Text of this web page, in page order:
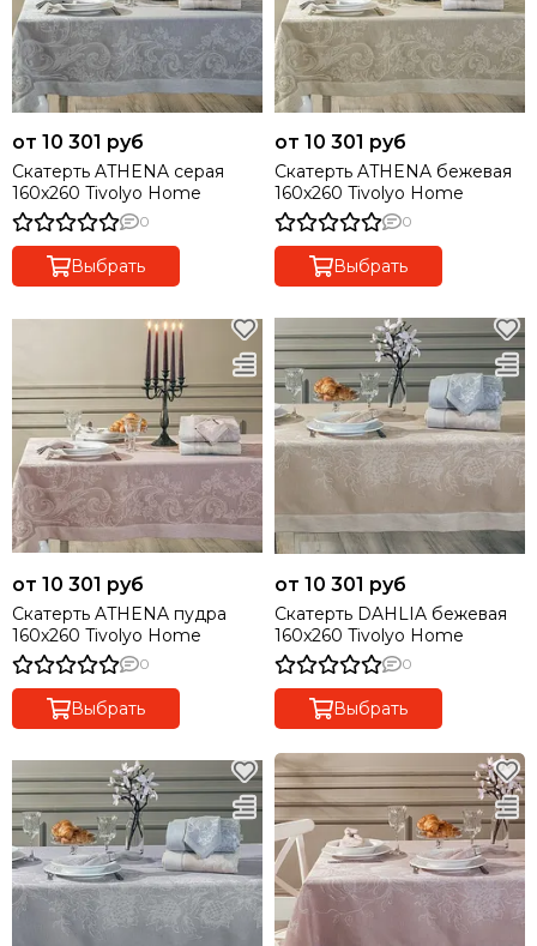
от 10 301 руб
Скатерть ATHENA серая
160x260 Tivolyo Home
0
Выбрать
от 10 301 руб
Скатерть ATHENA бежевая
160x260 Tivolyo Home
0
Выбрать
от 10 301 руб
Скатерть ATHENA пудра
160x260 Tivolyo Home
0
Выбрать
от 10 301 руб
Скатерть DAHLIA бежевая
160x260 Tivolyo Home
0
Выбрать